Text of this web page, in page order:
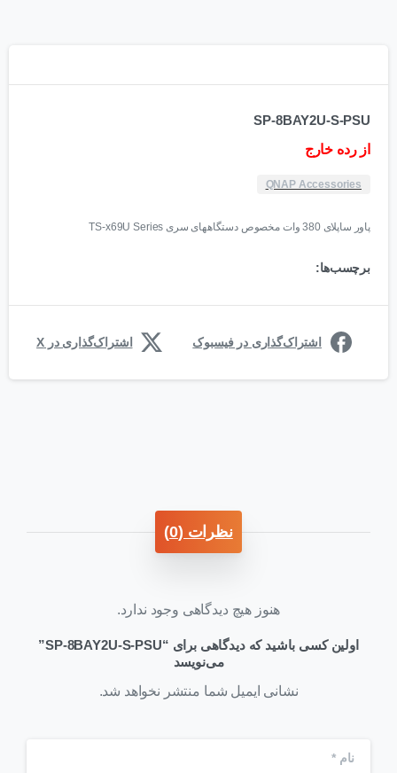
SP-8BAY2U-S-PSU
از رده خارج
QNAP Accessories
پاور ساپلای 380 وات مخصوص دستگاههای سری TS-x69U Series
برچسب‌ها:
اشتراک‌گذاری در فیسبوک اشتراک‌گذاری در X
نظرات (0)
هنوز هیچ دیدگاهی وجود ندارد.
اولین کسی باشید که دیدگاهی برای “SP-8BAY2U-S-PSU”
می‌نویسد
نشانی ایمیل شما منتشر نخواهد شد.